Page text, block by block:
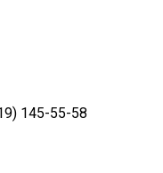
145-55-58